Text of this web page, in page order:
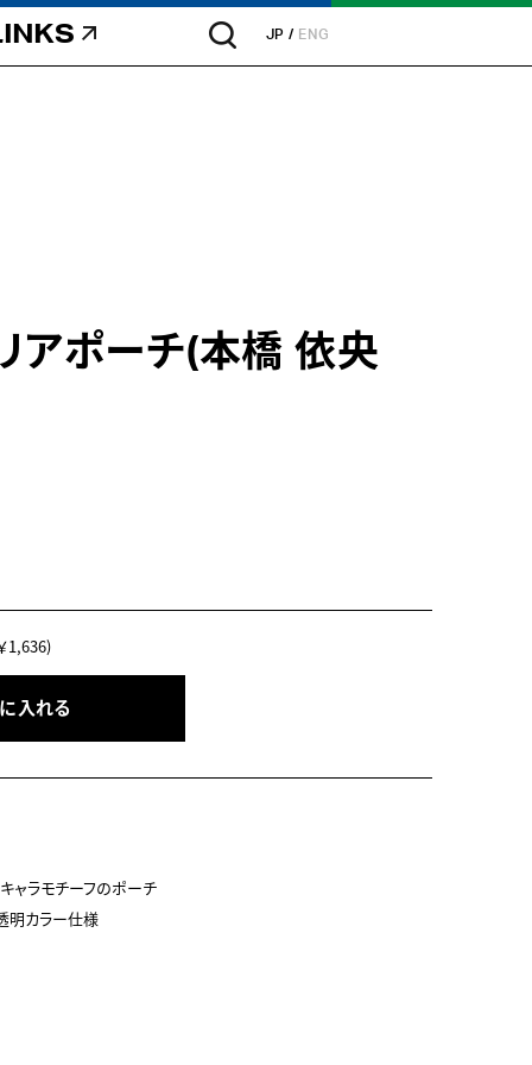
JP ENG
アポーチ(本橋 依央
1,636)
入れる
ャラモチーフのポーチ
明カラー仕様